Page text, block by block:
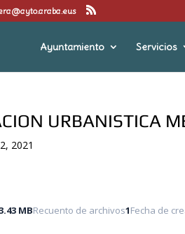
Ayuntamiento Servicios
URBANISTICA
2021
MBRecuento de archivos1Fecha de